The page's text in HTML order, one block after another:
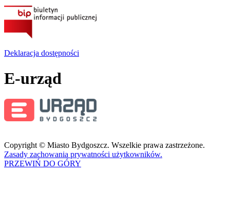
Deklaracja dostępności
E-urząd
Copyright © Miasto Bydgoszcz. Wszelkie prawa zastrzeżone.
Zasady zachowania prywatności użytkowników.
PRZEWIŃ DO GÓRY